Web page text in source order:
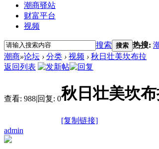
潮商驿站
财富平台
视频
搜索 搜索 热搜:
潮商»论坛 › 分类 › 视频 › 秋日壮美坎布拉
返回列表
查看: 988|回复: 0秋日壮美坎
[复制链接]
admin